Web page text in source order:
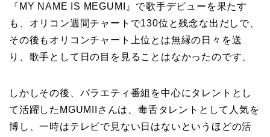
『MY NAME IS MEGUMI』で歌手デビューを果たす
も、オリコン週間チャートで130位と残念な出だしで、
その後もオリコンチャート上位とは無縁の日々を送
り、歌手として日の目を見ることはなかったのです、
しかしその後、バラエティ番組を中心にタレントとし
て活躍したMGUMIIさんは、毒舌タレントとして人気を
博し、一時はテレビで見ない日はないというほどの活